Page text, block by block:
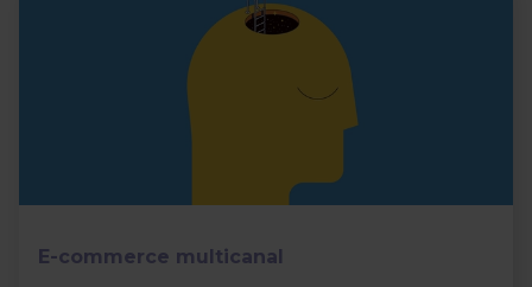
E-commerce multicanal